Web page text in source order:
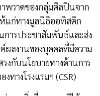
พวาดของกลุ่มศิลปินจาก
ก่ทางมูลนิธิออทิสติก
ารประชาสัมพันธ์และส่ง
ค์ผลงานของบุคคลที่มีความ
งกับนโยบายทางด้านการ
างโรงแรมฯ (CSR)